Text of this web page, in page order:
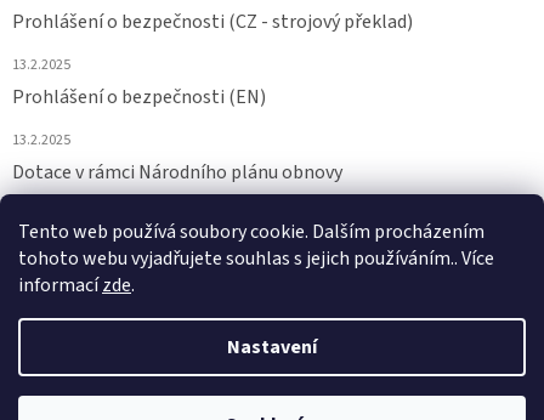
Tento web používá soubory cookie. Dalším procházením
tohoto webu vyjadřujete souhlas s jejich používáním.. Více
informacízde.
Nastavení
Prohlášení o bezpečnosti (CZ - strojový překlad)
13.2.2025
Prohlášení o bezpečnosti (EN)
13.2.2025
Dotace v rámci Národního plánu obnovy
ARCHIV
Vytvořil Shoptet